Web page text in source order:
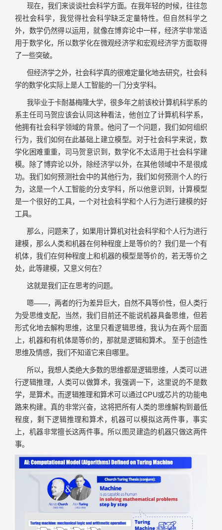
现在，我们来谈谈社会科学方面。在我年轻的时候，往往忽
视社会科学，我觉得社会科学缺乏定量特性。但自然科学之
外，数学仍然得以运用，就像在博弈论中一样，经济学非常适
用于数学化，所以数学化在微观经济学和宏观经济学方面取得
了一些突破。
但经济学之外，社会科学真的很难定量化地去研究，社会科
学的数学化实际上是人工智能的一门分支学科。
我毕业于卡耐基梅隆大学，很多年之前该校计算机科学系的
系主任司马贺应该会认同这种看法，他创立了计算机科学系，
他拥有社会科学领域的背景。他问了一个问题，我们如何组织
行为，我们如何在此基础上建立模型。对于社会科学来说，数
学化困难重重，司马贺意识到，数学化不太适用于社会科学建
模。除了博弈论以外，除经济学以外，在其他领域中不是很成
功。我们如何预测社会中的其他行为，我们如何预测个人的行
为，这是一个人工智能的分支学科，所以他意识到，计算模型
是一个很好的工具，一个对社会科学和个人行为进行建模的好
工具。
那么，问题来了，如果用计算机对社会科学和个人行为进行
建模，那么人类和机器在何种程度上是等价的？我们是一个有
机体，我们在何种程度上和机器的模型是等价的，若无等价之
处，此等建模，又意义何在？
这就是我们正在思考的问题。
嗯——，两者的行为差异巨大，自然不具等价性，但人类行
为受思维支配，当然，我们目前还不能说机器具备思维，但若
形式化地去解构思维，这里只看逻辑思维，我认为在两个层面
上，机器和有机体是等价的，那就是逻辑和算术。 至于创造性
思维及情感，我们不知道它来自哪里。
所以，我想人类绝大多数的思维都是逻辑思维，人类可以进
行逻辑推理，人类可以做算术，我强调一下，这里说的不是数
学，是算术。而逻辑推理和算术可以通过CPU或芯片的功能电
路来构建。真的非常兴奋，这将把所有人类的思维解构到最低
程度，剩下逻辑推理和算术，机器可以模拟这两件事，事实
上，机器非常擅长这两件事。所以图灵建造的机器只做这两件
事。